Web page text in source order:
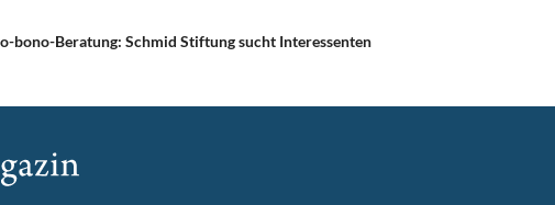
bono-Beratung: Schmid Stiftung sucht Interessenten